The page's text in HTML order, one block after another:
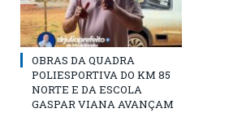
OBRAS DA QUADRA
POLIESPORTIVA DO KM 85
NORTE E DA ESCOLA
GASPAR VIANA AVANÇAM